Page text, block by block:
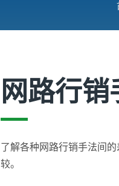
网路行
了解各种网路行销手法间
较。